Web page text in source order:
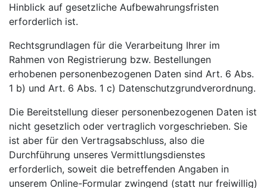
Hinblick auf gesetzliche Aufbewahrungsfristen
erforderlich ist.
Rechtsgrundlagen für die Verarbeitung Ihrer im
Rahmen von Registrierung bzw. Bestellungen
erhobenen personenbezogenen Daten sind Art. 6 Abs.
1 b) und Art. 6 Abs. 1 c) Datenschutzgrundverordnung.
Die Bereitstellung dieser personenbezogenen Daten ist
nicht gesetzlich oder vertraglich vorgeschrieben. Sie
ist aber für den Vertragsabschluss, also die
Durchführung unseres Vermittlungsdienstes
erforderlich, soweit die betreffenden Angaben in
unserem Online-Formular zwingend (statt nur freiwillig)